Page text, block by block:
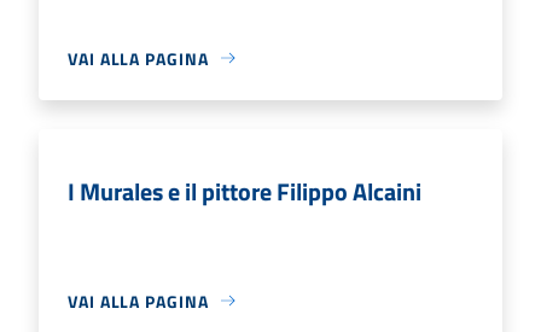
VAI ALLA PAGINA
I Murales e il pittore Filippo Alcaini
VAI ALLA PAGINA